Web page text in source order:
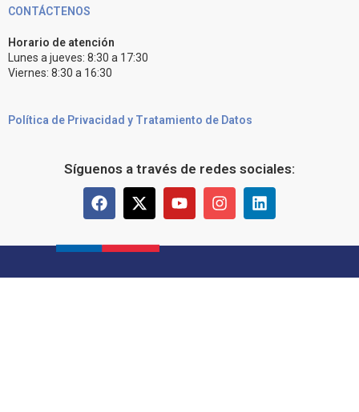
CONTÁCTENOS
Horario de atención
Lunes a jueves: 8:30 a 17:30
Viernes: 8:30 a 16:30
Política de Privacidad y Tratamiento de Datos
Síguenos a través de redes sociales: